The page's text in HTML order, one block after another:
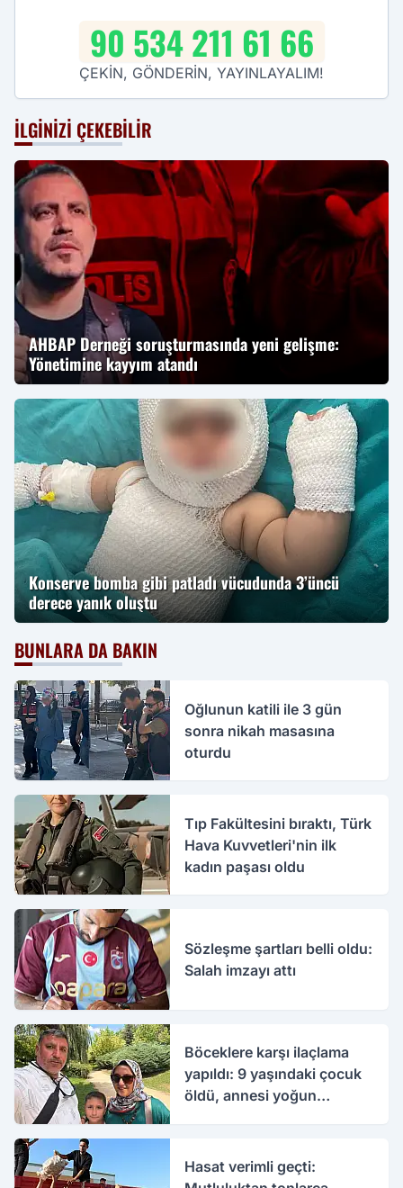
90 534 211 61 66
ÇEKİN, GÖNDERİN, YAYINLAYALIM!
İLGINIZI ÇEKEBILIR
AHBAP Derneği soruşturmasında yeni gelişme:
Yönetimine kayyım atandı
Konserve bomba gibi patladı vücudunda 3’üncü
derece yanık oluştu
BUNLARA DA BAKIN
Oğlunun katili ile 3 gün
sonra nikah masasına
oturdu
Tıp Fakültesini bıraktı, Türk
Hava Kuvvetleri'nin ilk
kadın paşası oldu
Sözleşme şartları belli oldu:
Salah imzayı attı
Böceklere karşı ilaçlama
yapıldı: 9 yaşındaki çocuk
öldü, annesi yoğun
Hasat verimli geçti: